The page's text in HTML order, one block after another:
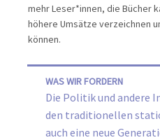
mehr Leser*innen, die Bücher
höhere Umsätze verzeichnen
können.
WAS WIR FORDERN
Die Politik und andere
den traditionellen
auch eine neue